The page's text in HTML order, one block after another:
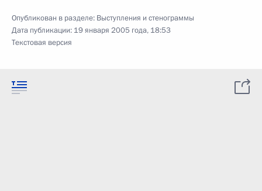
Опубликован в разделе: Выступления и стенограммы
Дата публикации: 19 января 2005 года, 18:53
Текстовая версия